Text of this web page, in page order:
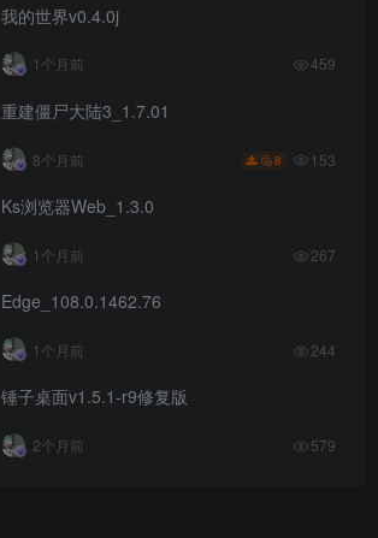
我的世界v0.4.0j
1个月前 459
重建僵尸大陆3_1.7.01
8个月前 8 153
Ks浏览器Web_1.3.0
1个月前 267
Edge_108.0.1462.76
1个月前 244
锤子桌面v1.5.1-r9修复版
2个月前 579